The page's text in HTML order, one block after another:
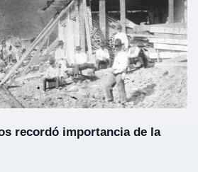
recordó importancia de la